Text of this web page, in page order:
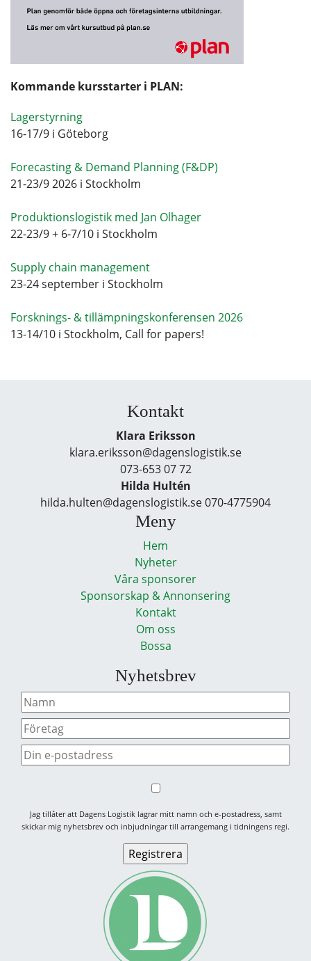
Kommande kursstarter i PLAN:
Lagerstyrning
16-17/9 i Göteborg
Forecasting & Demand Planning (F&DP)
21-23/9 2026 i Stockholm
Produktionslogistik med Jan Olhager
22-23/9 + 6-7/10 i Stockholm
Supply chain management
23-24 september i Stockholm
Forsknings- & tillämpningskonferensen 2026
13-14/10 i Stockholm, Call for papers!
Kontakt
Klara Eriksson
klara.eriksson@dagenslogistik.se
073-653 07 72
Hilda Hultén
hilda.hulten@dagenslogistik.se 070-4775904
Meny
Hem
Nyheter
Våra sponsorer
Sponsorskap & Annonsering
Kontakt
Om oss
Bossa
Nyhetsbrev
Jag tillåter att Dagens Logistik lagrar mitt namn och e-postadress, samt
skickar mig nyhetsbrev och inbjudningar till arrangemang i tidningens regi.